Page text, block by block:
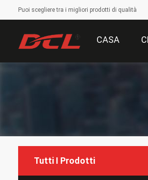
Puoi scegliere tra i migliori prodotti di qualità
CASA
Tutti I Prodotti